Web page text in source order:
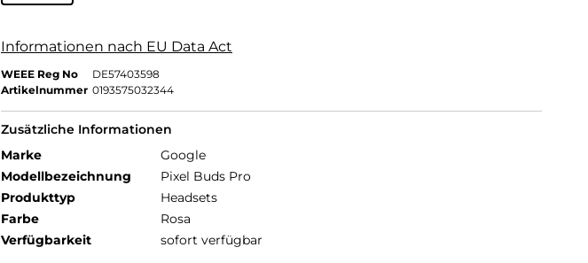
Informationen nach EU Data Act
WEEE Reg No
DE57403598
Artikelnummer 0193575032344
Zusätzliche Informationen
Marke
Google
Modellbezeichnung
Pixel Buds Pro
Produkttyp
Headsets
Farbe
Rosa
Verfügbarkeit
sofort verfügbar